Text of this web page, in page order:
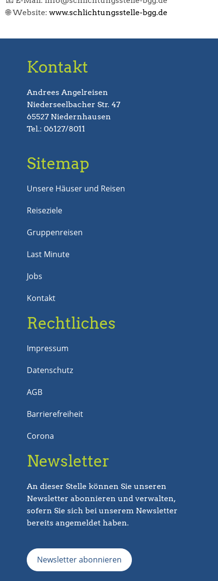
🌐 Website: www.schlichtungsstelle-bgg.de
Kontakt
Andrees Angelreisen
Niederseelbacher Str. 47
65527 Niedernhausen
Tel.: 06127/8011
Sitemap
Unsere Häuser und Reisen
Reiseziele
Gruppenreisen
Last Minute
Jobs
Kontakt
Rechtliches
Impressum
Datenschutz
AGB
Barrierefreiheit
Corona
Newsletter
An dieser Stelle können Sie unseren
Newsletter abonnieren und verwalten,
sofern Sie sich bei unserem Newsletter
bereits angemeldet haben.
Newsletter abonnieren